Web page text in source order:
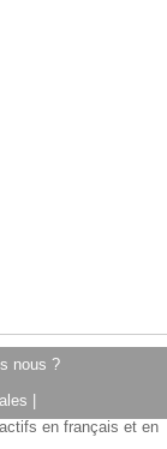
nous ?
en français et en